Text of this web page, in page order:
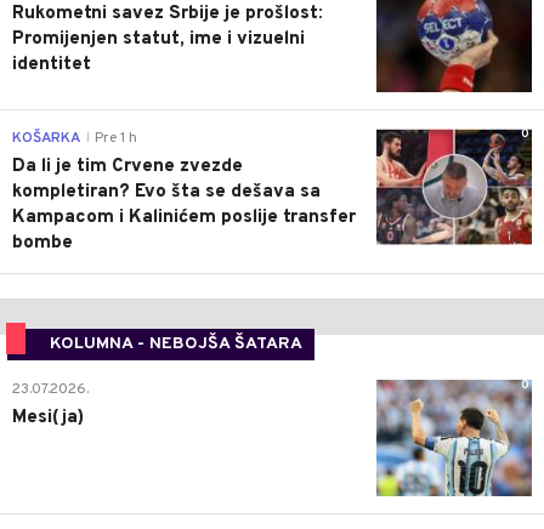
Rukometni savez Srbije je prošlost:
Promijenjen statut, ime i vizuelni
identitet
0
KOŠARKA Pre 1 h
Da li je tim Crvene zvezde
kompletiran? Evo šta se dešava sa
Kampacom i Kalinićem poslije transfer
bombe
KOLUMNA - NEBOJŠA ŠATARA
0
23.07.2026.
Mesi(ja)